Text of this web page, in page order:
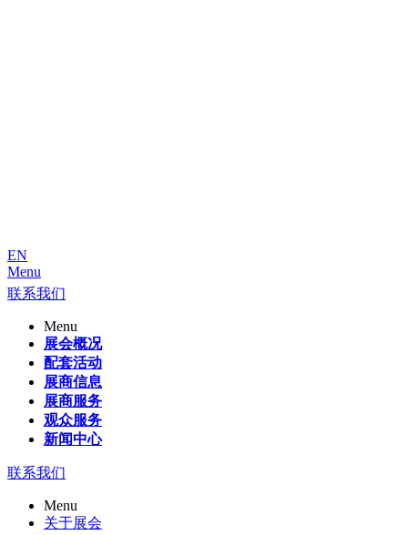
EN
Menu
联系我们
Menu
展会概况
配套活动
展商信息
展商服务
观众服务
新闻中心
联系我们
Menu
关于展会